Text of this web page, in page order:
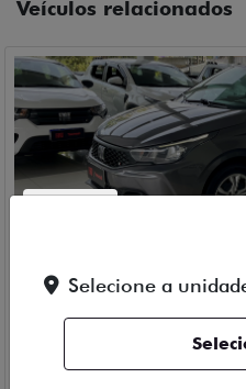
Veículos relacionados
Fiat
Fiat
R$
Selecione a